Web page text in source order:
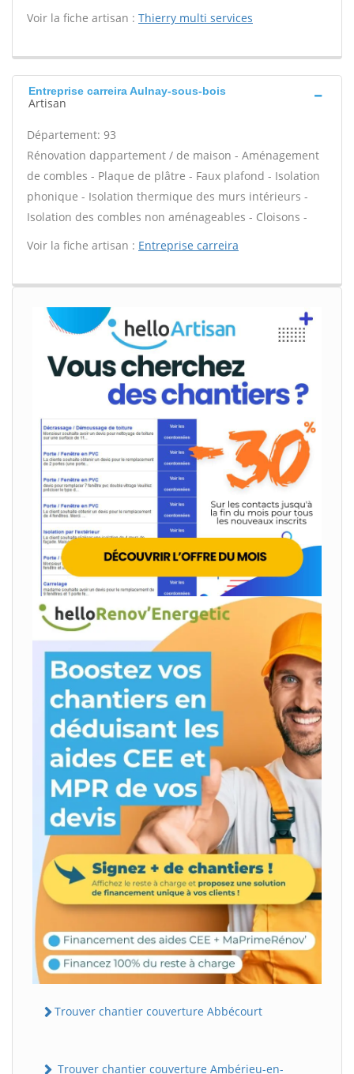
Voir la fiche artisan : Thierry multi services
Entreprise carreira Aulnay-sous-bois
Artisan
Département: 93
Rénovation dappartement / de maison - Aménagement
de combles - Plaque de plâtre - Faux plafond - Isolation
phonique - Isolation thermique des murs intérieurs -
Isolation des combles non aménageables - Cloisons -
Voir la fiche artisan : Entreprise carreira
Trouver chantier couverture Abbécourt
Trouver chantier couverture Ambérieu-en-